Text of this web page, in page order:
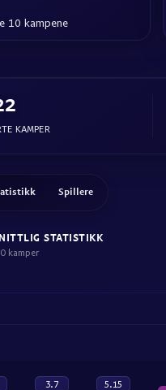
10 kampene
KAMPER
Spillere
STATISTIKK
kamper
3.7 5.15